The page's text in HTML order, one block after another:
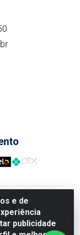
e de
publicidade
LTDA
Rio de
0001-